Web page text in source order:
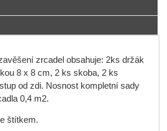
zrcadel obsahuje: 2ks držák
8 x 8 cm, 2 ks skoba, 2 ks
od zdi. Nosnost kompletní sady
0,4 m2.
štítkem.